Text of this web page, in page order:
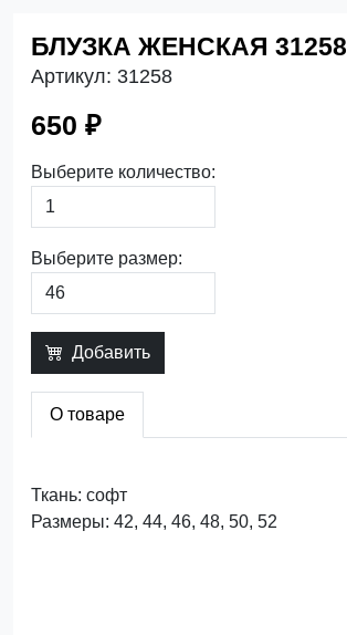
БЛУЗКА ЖЕНСКАЯ 31258
Артикул: 31258
650 ₽
Выберите количество:
Выберите размер:
Добавить
О товаре
Ткань: софт
Размеры: 42, 44, 46, 48, 50, 52